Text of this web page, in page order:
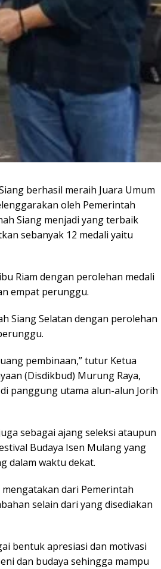
berhasil meraih Juara Umum
oleh Pemerintah
Siang menjadi yang terbaik
sebanyak 12 medali yaitu
Riam dengan perolehan medali
empat perunggu.
Siang Selatan dengan perolehan
pembinaan,” tutur Ketua
(Disdikbud) Murung Raya,
panggung utama alun-alun Jorih
sebagai ajang seleksi ataupun
Budaya Isen Mulang yang
dalam waktu dekat.
dari Pemerintah
selain dari yang disediakan
bentuk apresiasi dan motivasi
dan budaya sehingga mampu